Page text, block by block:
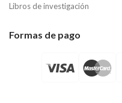
Libros de investigación
Formas de pago